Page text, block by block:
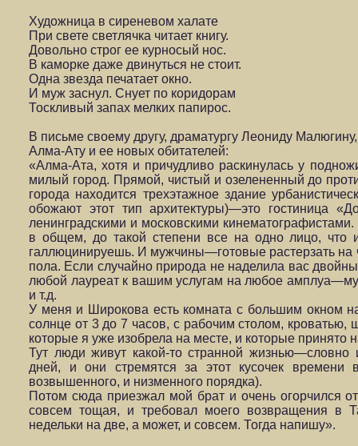
Художница в сиреневом халате
При свете светлячка читает книгу.
Довольно строг ее курносый нос.
В каморке даже двинуться не стоит.
Одна звезда печатает окно.
И муж заснул. Снует по коридорам
Тоскливый запах мелких папирос.
В письме своему другу, драматургу Леониду
Алма-Ату и ее новых обитателей:
«Алма-Ата, хотя и причудливо раскинулась у
милый город. Прямой, чистый и озелененный до
города находится трехэтажное здание
обожают этот тип архитектуры)—это гостиница
ленинградскими и московскими
в общем, до такой степени все на одно лицо, что
галлюцинируешь. И мужчины—готовые растерзать на
пола. Если случайно природа не наделила вас
любой лауреат к вашим услугам на любое
и т.д.
У меня и Широкова есть комната с большим окном
солнце от 3 до 7 часов, с рабочим столом,
которые я уже изобрела на месте, и которые принято
Тут люди живут какой-то странной жизнью—словно
дней, и они стремятся за этот кусочек времени
возвышенного, и низменного порядка).
Потом сюда приезжал мой брат и очень огорчился
совсем тощая, и требовал моего возвращения в
недельки на две, а может, и совсем. Тогда напишу».